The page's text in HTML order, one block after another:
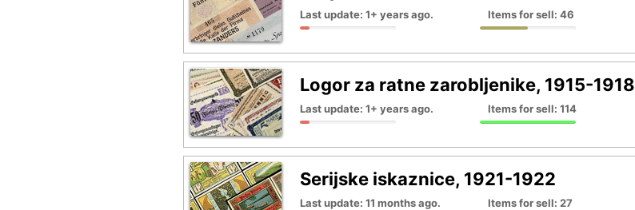
Last update: 1+ years ago. Items for sell: 46
Logor za ratne zarobljenike, 1915-1918
Last update: 1+ years ago. Items for sell: 114
Serijske iskaznice, 1921-1922
Last update: 11 months ago. Items for sell: 27